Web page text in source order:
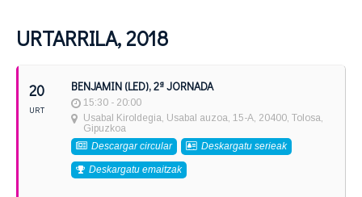
URTARRILA, 2018
20
URT
BENJAMIN (LED), 2ª JORNADA
15:30 - 20:00
Usabal Kiroldegia, Usabal auzoa, 15-A, 20400, Tolosa,
Gipuzkoa
Descargar circular
Deskargatu serieak
Deskargatu emaitzak